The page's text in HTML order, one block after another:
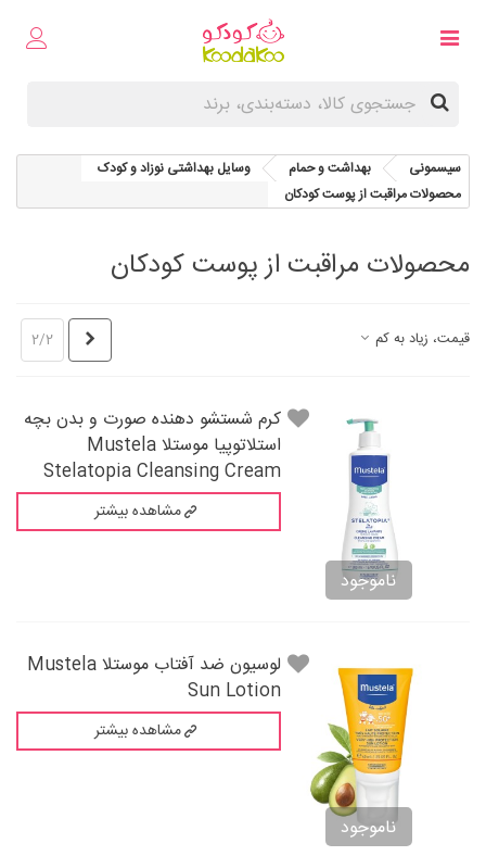
سیسمونی بهداشت و حمام
وسایل بهداشتی نوزاد و کودک
محصولات مراقبت از پوست کودکان
محصولات مراقبت از پوست کودکان
قیمت، زیاد به کم 2/2
ناموجود
کرم شستشو دهنده صورت و بدن بچه
استلاتوپيا موستلا Mustela
Stelatopia Cleansing Cream
مشاهده بیشتر
ناموجود
لوسيون ضد آفتاب موستلا Mustela
Sun Lotion
مشاهده بیشتر